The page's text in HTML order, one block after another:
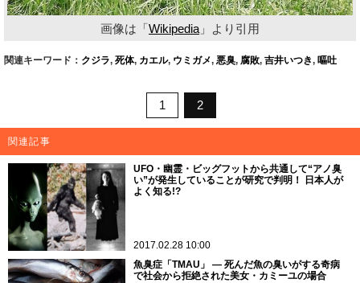
画像は「Wikipedia 」より引用
関連キーワード： クジラ, 死体, カエル, ウミガメ, 悪臭, 腐敗, 吉井いつき, 嘔吐
1 2
関連記事
UFO・幽霊・ビッグフットから共通して“アノ臭
い”が発生していることが研究で判明！ 日本人が
よく知る!?
2017.02.28 10:00
魚臭症「TMAU」 ― 死んだ魚の臭いがする奇病
で社会から拒絶された美女・カミーユの場合